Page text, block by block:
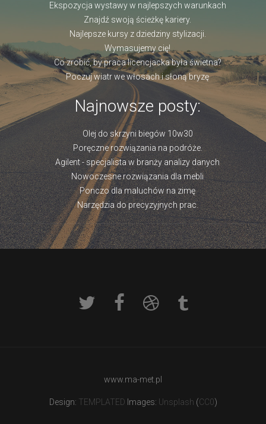
Ekspozycja wystawy w najlepszych warunkach
Znajdź swoją ścieżkę kariery.
Najlepsze kursy z dziedziny stylizacji.
Wymasujemy cię!
Co zrobić, by praca licencjacka była świetna?
Poczuj wiatr we włosach i słoną bryzę
Najnowsze posty:
Olej do skrzyni biegów 10w30
Poręczne rozwiązania na podróże.
Agilent - specjalista w branży analizy danych
Nowoczesne rozwiązania dla mebli
Ponczo dla maluchów na zimę
Narzędzia do precyzyjnych prac.
www.ma-met.pl
Design: TEMPLATED Images: Unsplash (CC0)